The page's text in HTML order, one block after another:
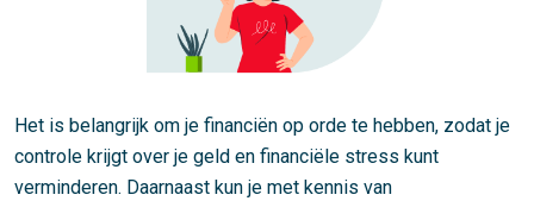
Het is belangrijk om je financiën op orde te hebben, zodat je
controle krijgt over je geld en financiële stress kunt
verminderen. Daarnaast kun je met kennis van